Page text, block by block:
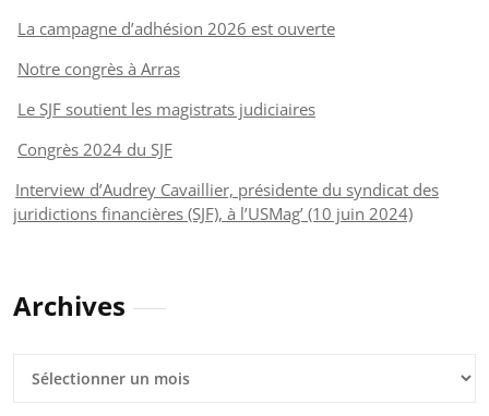
La campagne d’adhésion 2026 est ouverte
Notre congrès à Arras
Le SJF soutient les magistrats judiciaires
Congrès 2024 du SJF
Interview d’Audrey Cavaillier, présidente du syndicat des
juridictions financières (SJF), à l’USMag’ (10 juin 2024)
Archives